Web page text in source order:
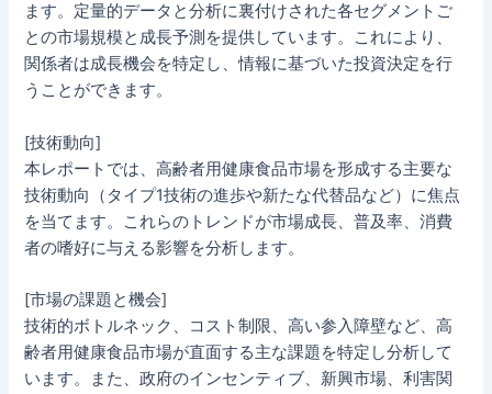
ます。定量的データと分析に裏付けされた各セグメントご
との市場規模と成長予測を提供しています。これにより、
関係者は成長機会を特定し、情報に基づいた投資決定を行
うことができます。
[技術動向]
本レポートでは、高齢者用健康食品市場を形成する主要な
技術動向（タイプ1技術の進歩や新たな代替品など）に焦点
を当てます。これらのトレンドが市場成長、普及率、消費
者の嗜好に与える影響を分析します。
[市場の課題と機会]
技術的ボトルネック、コスト制限、高い参入障壁など、高
齢者用健康食品市場が直面する主な課題を特定し分析して
います。また、政府のインセンティブ、新興市場、利害関